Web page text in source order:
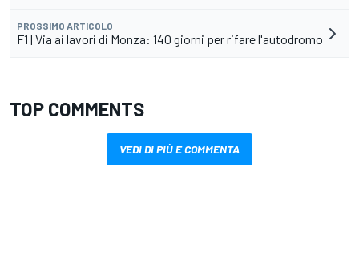
PROSSIMO ARTICOLO
F1 | Via ai lavori di Monza: 140 giorni per rifare l'autodromo
TOP COMMENTS
VEDI DI PIÙ E COMMENTA